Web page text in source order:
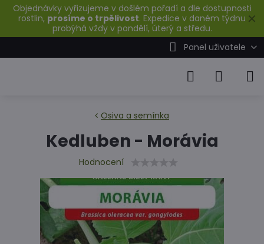
✕
Objednávky vyřizujeme v došlém pořadí a dle dostupnosti
rostlin, prosíme o trpělivost. Expedice v daném týdnu
probýhá vždy v pondělí, úterý a středu.
Panel uživatele
Osiva a semínka
Kedluben - Morávia
Hodnocení